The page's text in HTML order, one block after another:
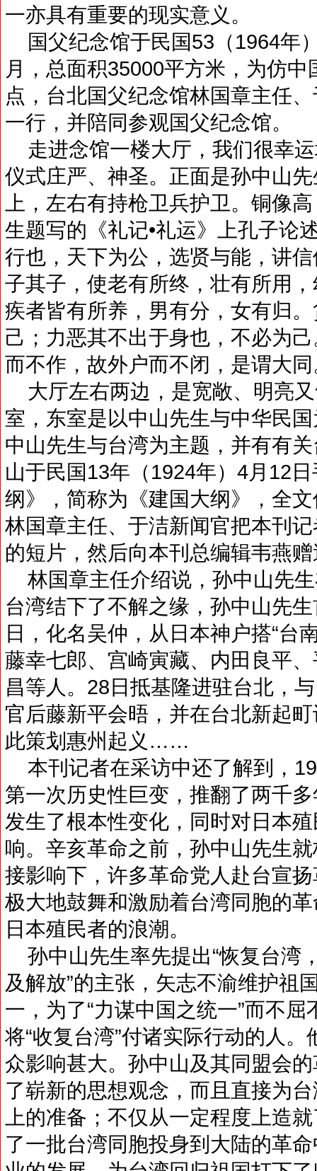
一亦具有重要的现实意义。
国父纪念馆于民国53（1964年
月，总面积35000平方米，为仿
点，台北国父纪念馆林国章主任
一行，并陪同参观国父纪念馆。
走进念馆一楼大厅，我们很幸
仪式庄严、神圣。正面是孙中山
上，左右有持枪卫兵护卫。铜像
生题写的《礼记•礼运》上孔子论
行也，天下为公，选贤与能，讲
子其子，使老有所终，壮有所用
疾者皆有所养，男有分，女有归
己；力恶其不出于身也，不必为
而不作，故外户而不闭，是谓大同
大厅左右两边，是宽敞、明亮
室，东室是以中山先生与中华民
中山先生与台湾为主题，并有有
山于民国13年（1924年）4月12
纲》，简称为《建国大纲》，全
林国章主任、于洁新闻官把本刊
的短片，然后向本刊总编辑韦燕
林国章主任介绍说，孙中山先
台湾结下了不解之缘，孙中山先
日，化名吴仲，从日本神户搭“台
藤幸七郎、宫崎寅藏、内田良平
昌等人。28日抵基隆进驻台北，
官后藤新平会晤，并在台北新起
此策划惠州起义……
本刊记者在采访中还了解到，
第一次历史性巨变，推翻了两千
发生了根本性变化，同时对日本
响。辛亥革命之前，孙中山先生
接影响下，许多革命党人赴台宣
极大地鼓舞和激励着台湾同胞的
日本殖民者的浪潮。
孙中山先生率先提出“恢复台湾
及解放”的主张，矢志不渝维护祖
一，为了“力谋中国之统一”而不
将“收复台湾”付诸实际行动的人
众影响甚大。孙中山及其同盟会
了崭新的思想观念，而且直接为
上的准备；不仅从一定程度上造
了一批台湾同胞投身到大陆的革